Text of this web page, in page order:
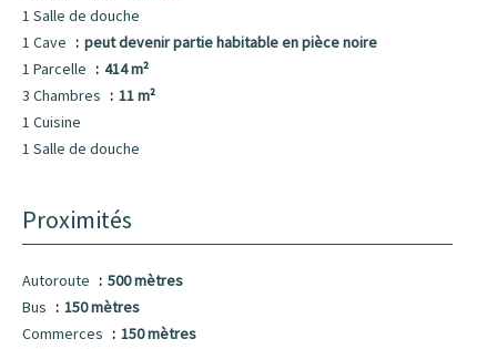
1 Salle de douche
1 Cave
peut devenir partie habitable en pièce noire
1 Parcelle
414 m²
3 Chambres
11 m²
1 Cuisine
1 Salle de douche
Proximités
Autoroute
500 mètres
Bus
150 mètres
Commerces
150 mètres